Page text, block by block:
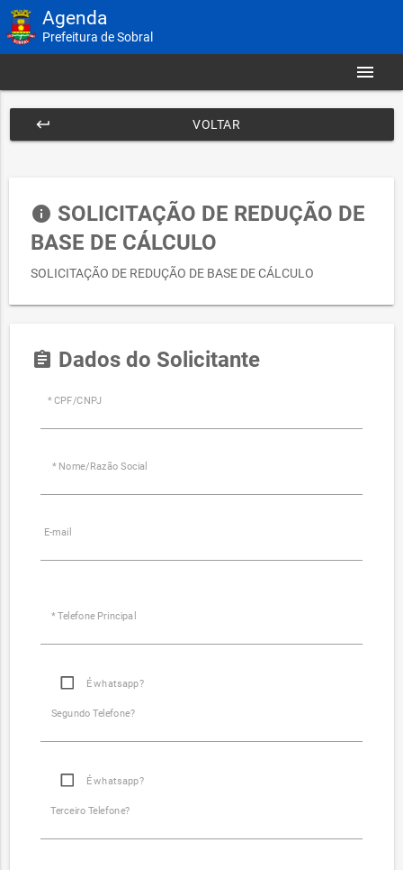
Agenda
Prefeitura de Sobral
menu
VOLTAR
keyboard_return
info SOLICITAÇÃO DE REDUÇÃO DE
BASE DE CÁLCULO
SOLICITAÇÃO DE REDUÇÃO DE BASE DE CÁLCULO
assignment Dados do Solicitante
* CPF/CNPJ
* Nome/Razão Social
E-mail
* Telefone Principal
É whatsapp?
Segundo Telefone?
É whatsapp?
Terceiro Telefone?